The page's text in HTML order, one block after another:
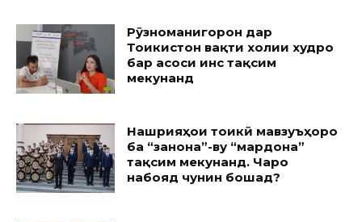
Рӯзноманигорон дар
Тоҷикистон вақти холии худро
бар асоси ҷинс тақсим
мекунанд
Нашрияҳои тоҷикӣ мавзуъҳоро
ба “занона”-ву “мардона”
тақсим мекунанд. Чаро
набояд чунин бошад?